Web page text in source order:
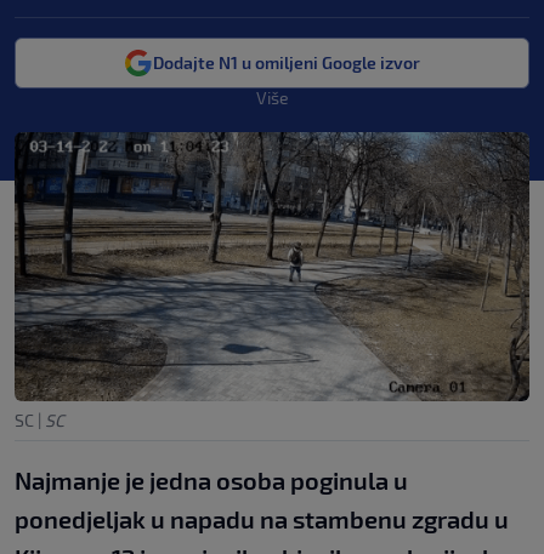
Dodajte N1 u omiljeni Google izvor
Više
SC | SC
Najmanje je jedna osoba poginula u
ponedjeljak u napadu na stambenu zgradu u